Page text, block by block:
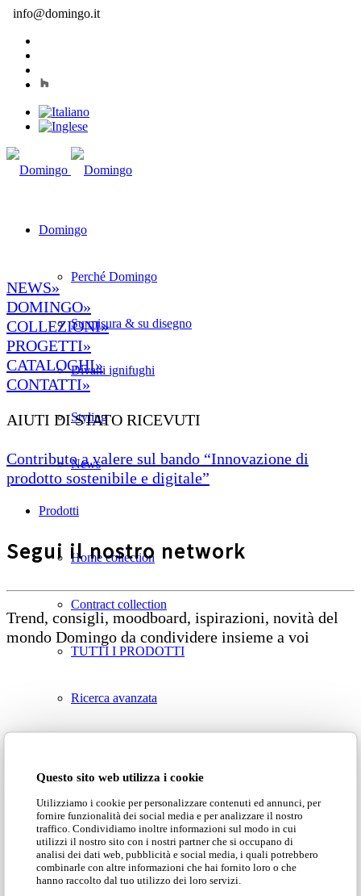
Questo sito web utilizza i cookie
Utilizziamo i cookie per personalizzare contenuti ed annunci, per
fornire funzionalità dei social media e per analizzare il nostro
traffico. Condividiamo inoltre informazioni sul modo in cui
utilizzi il nostro sito con i nostri partner che si occupano di
analisi dei dati web, pubblicità e social media, i quali potrebbero
combinarle con altre informazioni che hai fornito loro o che
hanno raccolto dal tuo utilizzo dei loro servizi.
info@domingo.it
Domingo
Perché Domingo
Su misura & su disegno
Divani ignifughi
Styling
News
Prodotti
Home collection
Contract collection
TUTTI I PRODOTTI
Ricerca avanzata
Groove
Tracks
NEWS»
DOMINGO»
COLLEZIONI»
PROGETTI»
CATALOGHI»
CONTATTI»
AIUTI DI STATO RICEVUTI
Contributo a valere sul bando “Innovazione di
prodotto sostenibile e digitale”
Segui il nostro network
Trend, consigli, moodboard, ispirazioni, novità del
mondo Domingo da condividere insieme a voi
Domingo Salotti S.r.l. Str. della Romagna, 285 –
61121 Pesaro (PU) Italia
© Domingo | P. IVA 00165000415
Privacy Policy